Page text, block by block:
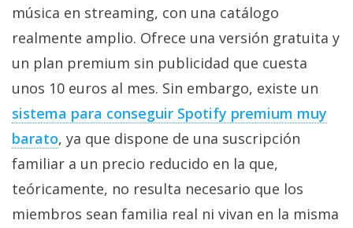
Contacto
/
Sobre
nosotros
/
Publicidad
/
Cambiar
opciones
de
privacidad
música en streaming, con una catálogo
realmente amplio. Ofrece una versión gratuita y
un plan premium sin publicidad que cuesta
unos 10 euros al mes. Sin embargo, existe un
sistema para conseguir Spotify premium muy
barato, ya que dispone de una suscripción
familiar a un precio reducido en la que,
teóricamente, no resulta necesario que los
miembros sean familia real ni vivan en la misma